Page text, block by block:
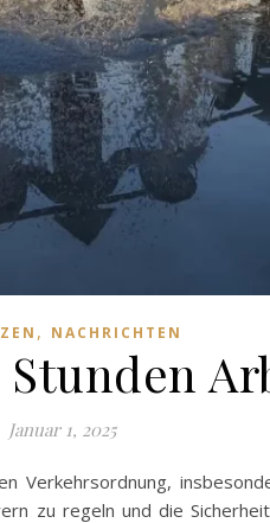
, NACHRICHTEN
Stunden
Januar 1, 2025
Verkehrsordnung,
zu regeln und die